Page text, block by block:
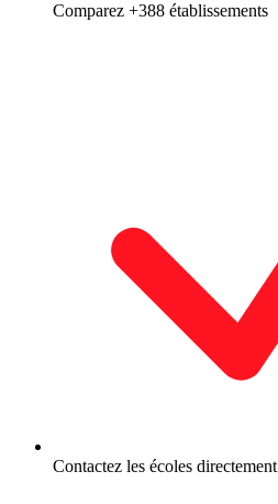
Comparez +388 établissements
Contactez les écoles directement